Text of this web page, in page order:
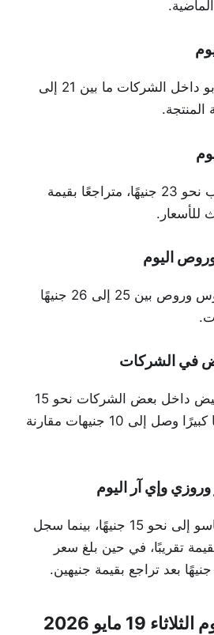
الماضية.
تراوح سعر كتكوت أربو داخل الشركات ما بين 21 إلى
سجل سعر كتكوت كب نحو 23 جنيهًا، متراجعًا بقيمة
للأسعار.
اليوم
تراوح سعر كتكوت روس وروص بين 25 إلى 26 جنيهًا
في الشركات
بلغ سعر الكتكوت الأبيض داخل بعض الشركات نحو 15
جنيهًا، مسجلًا انخفاضًا كبيرًا وصل إلى 10 جنيهات مقارنة
وإي آر اليوم
وصل سعر كتكوت ساسو إلى نحو 15 جنيهًا، بينما سجل
تقريبًا، في حين بلغ سعر
أسعار البط اليوم الثلاثاء 19 مايو 2026